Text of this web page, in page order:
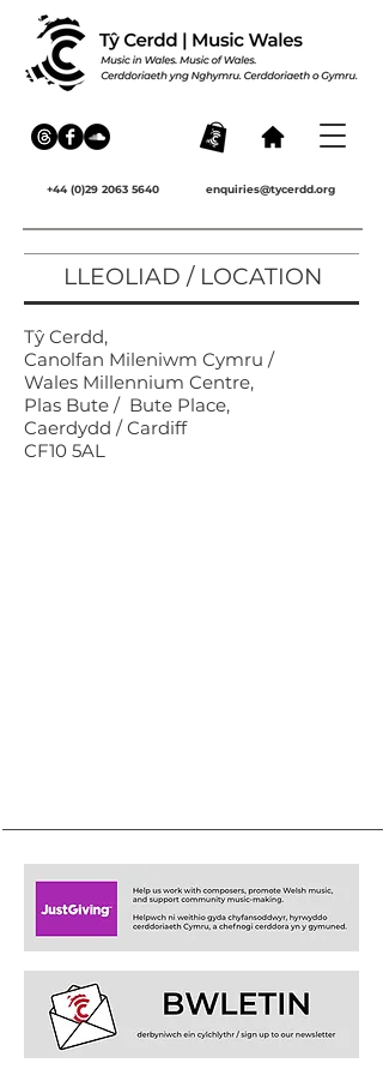
+44 (0)29 2063 5640 enquiries@tycerdd.org
LLEOLIAD / LOCATION
Tŷ Cerdd,
Canolfan Mileniwm Cymru /
Wales Millennium Centre,
Plas Bute / Bute Place,
Caerdydd / Cardiff
CF10 5AL